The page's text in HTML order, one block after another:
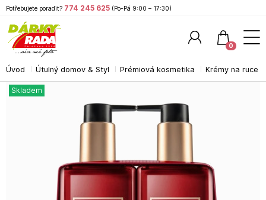
Úvod Útulný domov & Styl Prémiová kosmetika Krémy na ruce
Skladem
Potřebujete poradit? 774 245 625 (Po-Pá 9:00 – 17:30)
0